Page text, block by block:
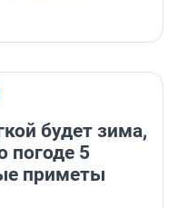
будет зима,
погоде 5
приметы